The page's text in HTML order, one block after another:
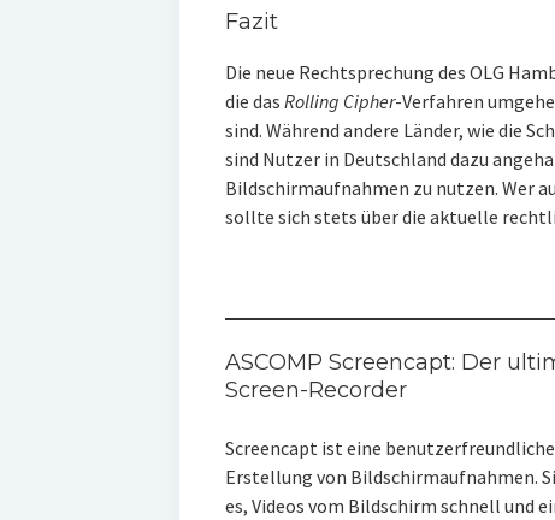
Fazit
Die neue Rechtsprechung des OLG
die das Rolling Cipher-Verfahren
sind. Während andere Länder, wie die
sind Nutzer in Deutschland dazu
Bildschirmaufnahmen zu nutzen. Wer
sollte sich stets über die aktuelle
ASCOMP Screencapt: Der
Screen-Recorder
Screencapt ist eine
Erstellung von Bildschirmaufnahmen.
es, Videos vom Bildschirm schnell und